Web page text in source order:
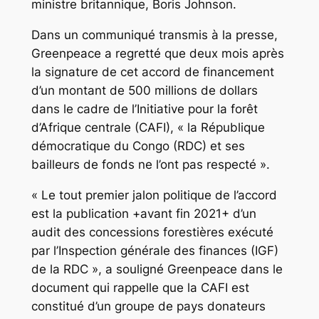
ministre britannique, Boris Johnson.
Dans un communiqué transmis à la presse,
Greenpeace a regretté que deux mois après
la signature de cet accord de financement
d’un montant de 500 millions de dollars
dans le cadre de l’Initiative pour la forêt
d’Afrique centrale (CAFI), « la République
démocratique du Congo (RDC) et ses
bailleurs de fonds ne l’ont pas respecté ».
« Le tout premier jalon politique de l’accord
est la publication +avant fin 2021+ d’un
audit des concessions forestières exécuté
par l’Inspection générale des finances (IGF)
de la RDC », a souligné Greenpeace dans le
document qui rappelle que la CAFI est
constitué d’un groupe de pays donateurs